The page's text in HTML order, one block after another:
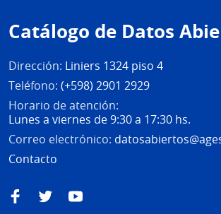
de
página
Catálogo de Datos
Dirección: Liniers 1324 piso 4
Teléfono: (+598) 2901 2929
Horario de atención:
Lunes a viernes de 9:30 a 17:30 hs.
Correo electrónico:
Contacto
FacebookTwitterYouTube